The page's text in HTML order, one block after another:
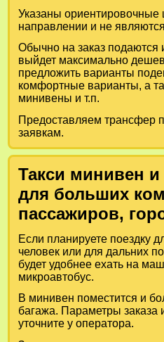
Указаны
направлении и не
Обычно на заказ подаются
выйдет максимально
предложить варианты
комфортные варианты, а
минивены и т.п.
Предоставляем трансфер
заявкам.
Такси минивен
для больших
пассажиров,
Если планируете поездку
человек или для дальних
будет удобнее ехать на
микроавтобус.
В минивен поместится и
багажа. Параметры
уточните у оператора.